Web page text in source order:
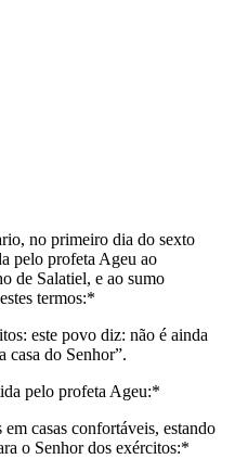
no primeiro dia do sexto
pelo profeta Ageu ao
de Salatiel, e ao sumo
termos:*
este povo diz: não é ainda
casa do Senhor”.
pelo profeta Ageu:*
casas confortáveis, estando
o Senhor dos exércitos:*